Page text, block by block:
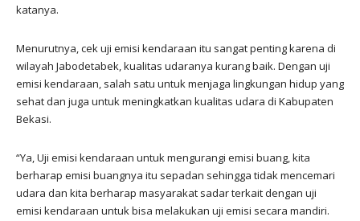
katanya.
Menurutnya, cek uji emisi kendaraan itu sangat penting karena di
wilayah Jabodetabek, kualitas udaranya kurang baik. Dengan uji
emisi kendaraan, salah satu untuk menjaga lingkungan hidup yang
sehat dan juga untuk meningkatkan kualitas udara di Kabupaten
Bekasi.
“Ya, Uji emisi kendaraan untuk mengurangi emisi buang, kita
berharap emisi buangnya itu sepadan sehingga tidak mencemari
udara dan kita berharap masyarakat sadar terkait dengan uji
emisi kendaraan untuk bisa melakukan uji emisi secara mandiri.